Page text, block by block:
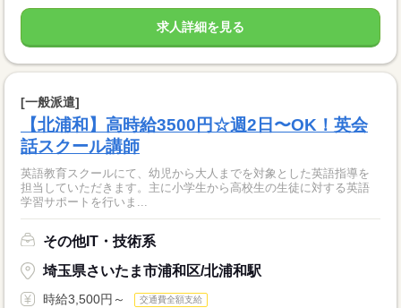
求人詳細を見る
[一般派遣]
【北浦和】高時給3500円☆週2日〜OK！英会
話スクール講師
英語教育スクールにて、幼児から大人までを対象とした英語指導を
担当していただきます。主に小学生から高校生の生徒に対する英語
学習サポートを行いま...
その他IT・技術系
埼玉県さいたま市浦和区/北浦和駅
時給3,500円～ 交通費全額支給